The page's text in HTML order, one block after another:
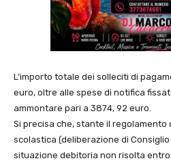
L’importo totale dei solleciti di
euro, oltre alle spese di notifica
ammontare pari a 3874, 92 euro.
Si precisa che, stante il regolamento
scolastica (deliberazione di
situazione debitoria non risolta entro